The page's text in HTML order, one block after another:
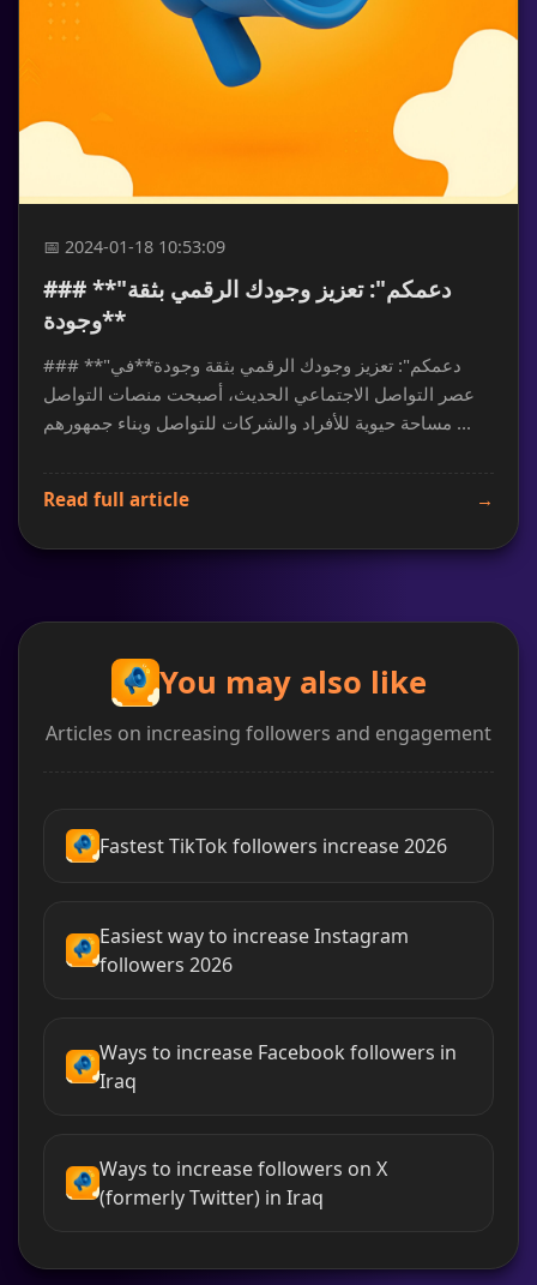
📅 2024-01-18 10:53:09
### **"دعمكم": تعزيز وجودك الرقمي بثقة
وجودة**
### **"دعمكم": تعزيز وجودك الرقمي بثقة وجودة**في
عصر التواصل الاجتماعي الحديث، أصبحت منصات التواصل
مساحة حيوية للأفراد والشركات للتواصل وبناء جمهورهم ...
Read full article →
You may also like
Articles on increasing followers and engagement
Fastest TikTok followers increase 2026
Easiest way to increase Instagram
followers 2026
Ways to increase Facebook followers in
Iraq
Ways to increase followers on X
(formerly Twitter) in Iraq